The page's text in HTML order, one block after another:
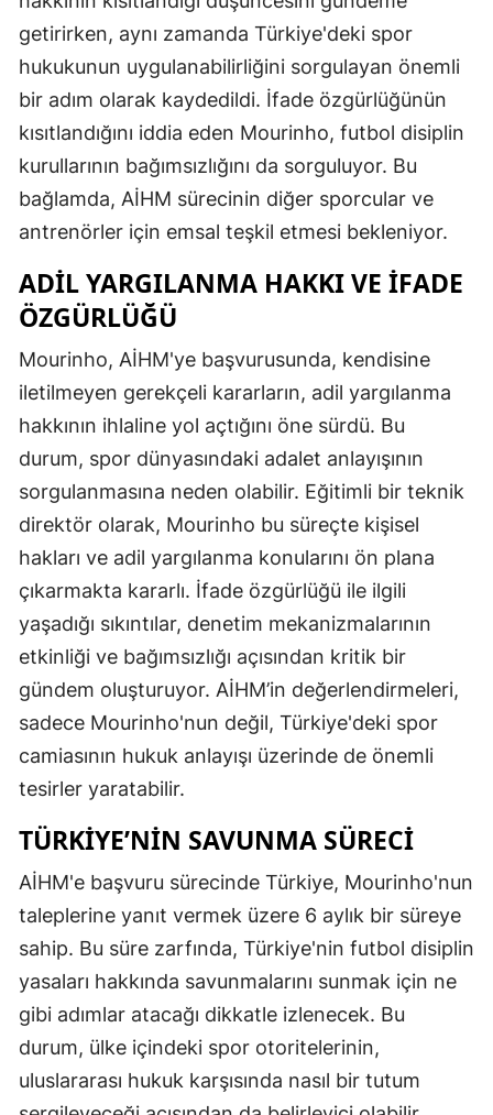
getirirken, aynı zamanda Türkiye'deki spor
hukukunun uygulanabilirliğini sorgulayan önemli
bir adım olarak kaydedildi. İfade özgürlüğünün
kısıtlandığını iddia eden Mourinho, futbol disiplin
kurullarının bağımsızlığını da sorguluyor. Bu
bağlamda, AİHM sürecinin diğer sporcular ve
antrenörler için emsal teşkil etmesi bekleniyor.
ADIL YARGILANMA HAKKI VE İFADE
ÖZGÜRLÜĞÜ
Mourinho, AİHM'ye başvurusunda, kendisine
iletilmeyen gerekçeli kararların, adil yargılanma
hakkının ihlaline yol açtığını öne sürdü. Bu
durum, spor dünyasındaki adalet anlayışının
sorgulanmasına neden olabilir. Eğitimli bir teknik
direktör olarak, Mourinho bu süreçte kişisel
hakları ve adil yargılanma konularını ön plana
çıkarmakta kararlı. İfade özgürlüğü ile ilgili
yaşadığı sıkıntılar, denetim mekanizmalarının
etkinliği ve bağımsızlığı açısından kritik bir
gündem oluşturuyor. AİHM’in değerlendirmeleri,
sadece Mourinho'nun değil, Türkiye'deki spor
camiasının hukuk anlayışı üzerinde de önemli
tesirler yaratabilir.
TÜRKIYE’NIN SAVUNMA SÜRECI
AİHM'e başvuru sürecinde Türkiye, Mourinho'nun
taleplerine yanıt vermek üzere 6 aylık bir süreye
sahip. Bu süre zarfında, Türkiye'nin futbol disiplin
yasaları hakkında savunmalarını sunmak için ne
gibi adımlar atacağı dikkatle izlenecek. Bu
durum, ülke içindeki spor otoritelerinin,
uluslararası hukuk karşısında nasıl bir tutum